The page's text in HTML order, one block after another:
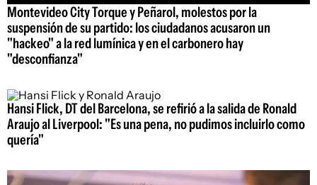
Montevideo City Torque y Peñarol, molestos por la
suspensión de su partido: los ciudadanos acusaron un
"hackeo" a la red lumínica y en el carbonero hay
"desconfianza"
Hansi Flick, DT del Barcelona, se refirió a la salida de Ronald
Araujo al Liverpool: "Es una pena, no pudimos incluirlo como
quería"